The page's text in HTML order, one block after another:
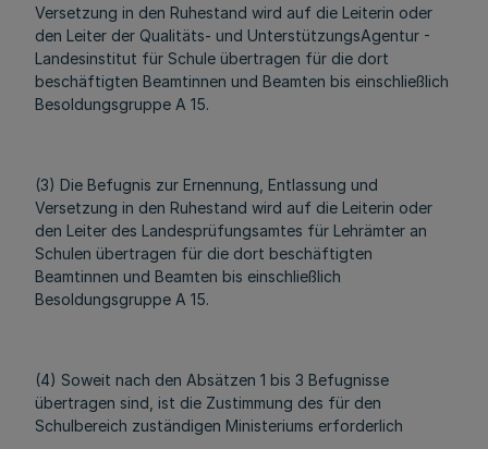
Versetzung in den Ruhestand wird auf die Leiterin oder
den Leiter der Qualitäts- und UnterstützungsAgentur -
Landesinstitut für Schule übertragen für die dort
beschäftigten Beamtinnen und Beamten bis einschließlich
Besoldungsgruppe A 15.
(3) Die Befugnis zur Ernennung, Entlassung und
Versetzung in den Ruhestand wird auf die Leiterin oder
den Leiter des Landesprüfungsamtes für Lehrämter an
Schulen übertragen für die dort beschäftigten
Beamtinnen und Beamten bis einschließlich
Besoldungsgruppe A 15.
(4) Soweit nach den Absätzen 1 bis 3 Befugnisse
übertragen sind, ist die Zustimmung des für den
Schulbereich zuständigen Ministeriums erforderlich